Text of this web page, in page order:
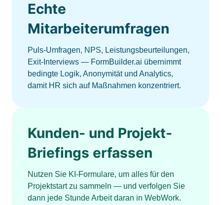
Echte
Mitarbeiterumfragen
Puls-Umfragen, NPS, Leistungsbeurteilungen,
Exit-Interviews — FormBuilder.ai übernimmt
bedingte Logik, Anonymität und Analytics,
damit HR sich auf Maßnahmen konzentriert.
Kunden- und Projekt-
Briefings erfassen
Nutzen Sie KI-Formulare, um alles für den
Projektstart zu sammeln — und verfolgen Sie
dann jede Stunde Arbeit daran in WebWork.